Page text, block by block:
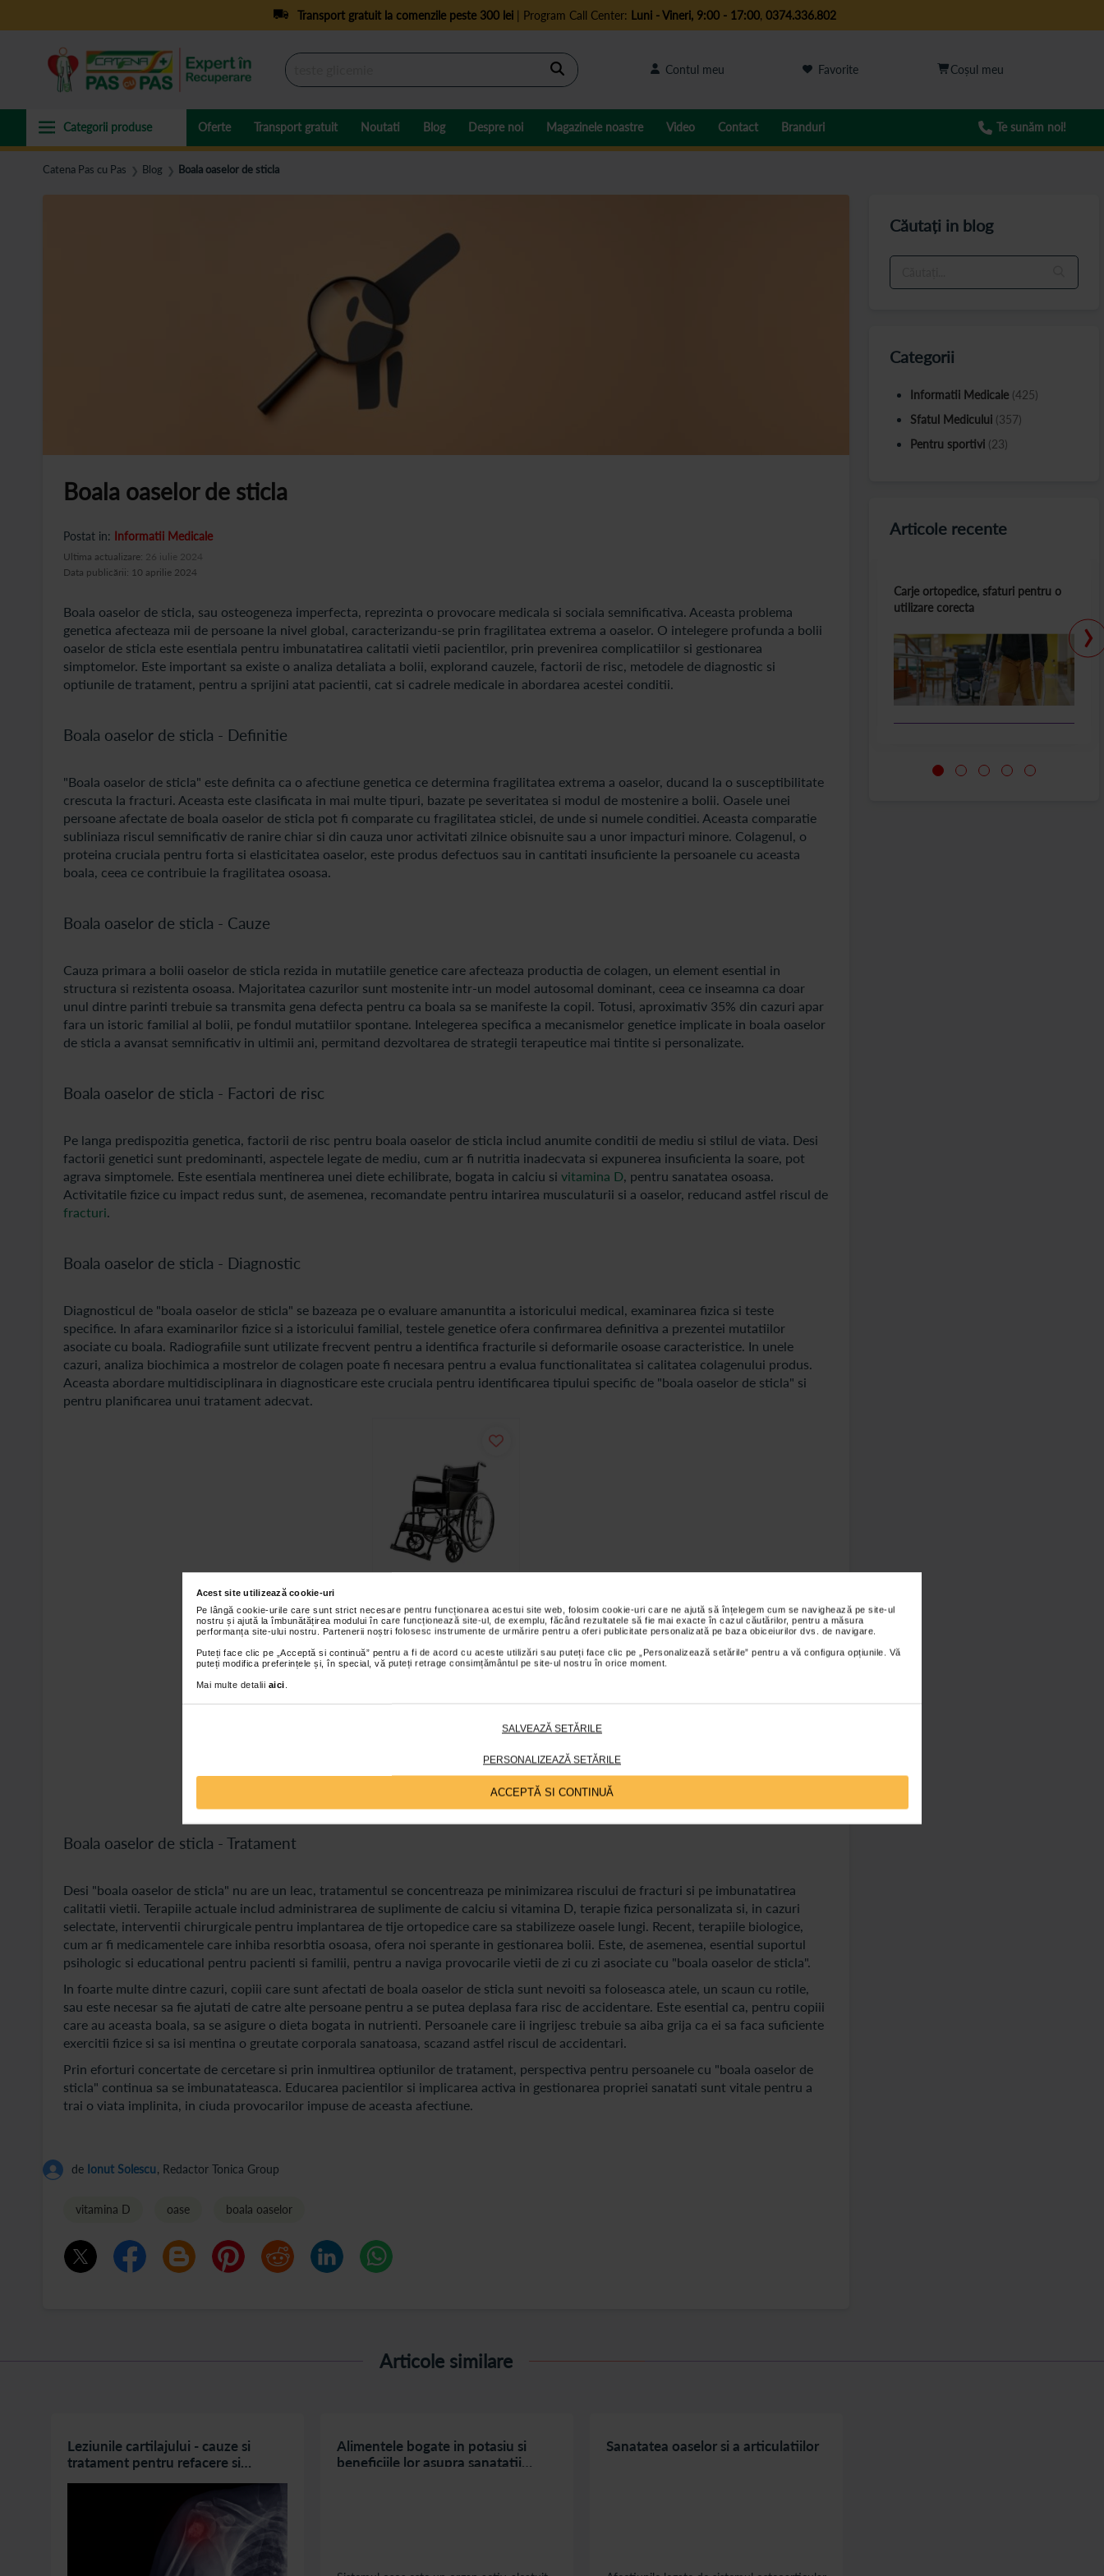
Acest site utilizează cookie-uri
Pe lângă cookie-urile care sunt strict necesare pentru funcționarea acestui site web, folosim cookie-uri care ne ajută să înțelegem cum se navighează pe site-ul
nostru și ajută la îmbunătățirea modului în care funcționează site-ul, de exemplu, făcând rezultatele să fie mai exacte în cazul căutărilor, pentru a măsura
performanța site-ului nostru. Partenerii noștri folosesc instrumente de urmărire pentru a oferi publicitate personalizată pe baza obiceiurilor dvs. de navigare.
Puteți face clic pe „Acceptă si continuă” pentru a fi de acord cu aceste utilizări sau puteți face clic pe „Personalizează setările” pentru a vă configura opțiunile. Vă
puteți modifica preferințele și, în special, vă puteți retrage consimțământul pe site-ul nostru în orice moment.
Mai multe detalii aici
SALVEAZĂ SETĂRILE
PERSONALIZEAZĂ SETĂRILE
ACCEPTĂ SI CONTINUĂ
Transport gratuit la comenzile peste 300 lei| Program Call Center: Luni - Vineri, 9:00 - 17:00, 0374.336.802
Cautare Contul meu Favorite
Oferte Transport gratuit Noutati Blog Despre noi Magazinele noastre Video Contact Branduri Te sunăm noi!
Catena Pas cu Pas ❯ Blog ❯ Boala oaselor de sticla
Boala oaselor de sticla
Postat in: Informatii Medicale
Data publicării: 10 aprilie 2024
Ultima actualizare: 26 iulie 2024
Boala oaselor de sticla, sau osteogeneza imperfecta, reprezinta o provocare medicala si sociala semnificativa. Aceasta problema
genetica afecteaza mii de persoane la nivel global, caracterizandu-se prin fragilitatea extrema a oaselor. O intelegere profunda a bolii
oaselor de sticla este esentiala pentru imbunatatirea calitatii vietii pacientilor, prin prevenirea complicatiilor si gestionarea
simptomelor. Este important sa existe o analiza detaliata a bolii, explorand cauzele, factorii de risc, metodele de diagnostic si
optiunile de tratament, pentru a sprijini atat pacientii, cat si cadrele medicale in abordarea acestei conditii.
Boala oaselor de sticla - Definitie
"Boala oaselor de sticla" este definita ca o afectiune genetica ce determina fragilitatea extrema a oaselor, ducand la o susceptibilitate
crescuta la fracturi. Aceasta este clasificata in mai multe tipuri, bazate pe severitatea si modul de mostenire a bolii. Oasele unei
persoane afectate de boala oaselor de sticla pot fi comparate cu fragilitatea sticlei, de unde si numele conditiei. Aceasta comparatie
subliniaza riscul semnificativ de ranire chiar si din cauza unor activitati zilnice obisnuite sau a unor impacturi minore. Colagenul, o
proteina cruciala pentru forta si elasticitatea oaselor, este produs defectuos sau in cantitati insuficiente la persoanele cu aceasta
boala, ceea ce contribuie la fragilitatea osoasa.
Boala oaselor de sticla - Cauze
Cauza primara a bolii oaselor de sticla rezida in mutatiile genetice care afecteaza productia de colagen, un element esential in
structura si rezistenta osoasa. Majoritatea cazurilor sunt mostenite intr-un model autosomal dominant, ceea ce inseamna ca doar
unul dintre parinti trebuie sa transmita gena defecta pentru ca boala sa se manifeste la copil. Totusi, aproximativ 35% din cazuri apar
fara un istoric familial al bolii, pe fondul mutatiilor spontane. Intelegerea specifica a mecanismelor genetice implicate in boala oaselor
de sticla a avansat semnificativ in ultimii ani, permitand dezvoltarea de strategii terapeutice mai tintite si personalizate.
Boala oaselor de sticla - Factori de risc
Pe langa predispozitia genetica, factorii de risc pentru boala oaselor de sticla includ anumite conditii de mediu si stilul de viata. Desi
factorii genetici sunt predominanti, aspectele legate de mediu, cum ar fi nutritia inadecvata si expunerea insuficienta la soare, pot
agrava simptomele. Este esentiala mentinerea unei diete echilibrate, bogata in calciu si vitamina D , pentru sanatatea osoasa.
Activitatile fizice cu impact redus sunt, de asemenea, recomandate pentru intarirea musculaturii si a oaselor, reducand astfel riscul de
fracturi
Boala oaselor de sticla - Diagnostic
Diagnosticul de "boala oaselor de sticla" se bazeaza pe o evaluare amanuntita a istoricului medical, examinarea fizica si teste
specifice. In afara examinarilor fizice si a istoricului familial, testele genetice ofera confirmarea definitiva a prezentei mutatiilor
asociate cu boala. Radiografiile sunt utilizate frecvent pentru a identifica fracturile si deformarile osoase caracteristice. In unele
cazuri, analiza biochimica a mostrelor de colagen poate fi necesara pentru a evalua functionalitatea si calitatea colagenului produs.
Aceasta abordare multidisciplinara in diagnosticare este cruciala pentru identificarea tipului specific de "boala oaselor de sticla" si
pentru planificarea unui tratament adecvat.
Scaun cu rotile, sezut de
46 cm, Steelman EKO,
Kid-Man
Adaugă în coș
Boala oaselor de sticla - Tratament
Desi "boala oaselor de sticla" nu are un leac, tratamentul se concentreaza pe minimizarea riscului de fracturi si pe imbunatatirea
calitatii vietii. Terapiile actuale includ administrarea de suplimente de calciu si vitamina D, terapie fizica personalizata si, in cazuri
selectate, interventii chirurgicale pentru implantarea de tije ortopedice care sa stabilizeze oasele lungi. Recent, terapiile biologice,
cum ar fi medicamentele care inhiba resorbtia osoasa, ofera noi sperante in gestionarea bolii. Este, de asemenea, esential suportul
psihologic si educational pentru pacienti si familii, pentru a naviga provocarile vietii de zi cu zi asociate cu "boala oaselor de sticla".
In foarte multe dintre cazuri, copiii care sunt afectati de boala oaselor de sticla sunt nevoiti sa foloseasca atele, un scaun cu rotile,
sau este necesar sa fie ajutati de catre alte persoane pentru a se putea deplasa fara risc de accidentare. Este esential ca, pentru copiii
care au aceasta boala, sa se asigure o dieta bogata in nutrienti. Persoanele care ii ingrijesc trebuie sa aiba grija ca ei sa faca suficiente
exercitii fizice si sa isi mentina o greutate corporala sanatoasa, scazand astfel riscul de accidentari.
Prin eforturi concertate de cercetare si prin inmultirea optiunilor de tratament, perspectiva pentru persoanele cu "boala oaselor de
sticla" continua sa se imbunatateasca. Educarea pacientilor si implicarea activa in gestionarea propriei sanatati sunt vitale pentru a
trai o viata implinita, in ciuda provocarilor impuse de aceasta afectiune.
de Ionut Solescu, Redactor Tonica Group
vitamina D oase boala oaselor
Articole similare
Leziunile cartilajului - cauze si
tratament pentru refacere si
Alimentele bogate in potasiu si
beneficiile lor asupra sanatatii
Sanatatea oaselor si a articulatiilor
Căutați in blog
Categorii
Informatii Medicale (425)
Sfatul Medicului (357)
Pentru sportivi (23)
Articole recente
Carje ortopedice, sfaturi pentru o
utilizare corecta
›